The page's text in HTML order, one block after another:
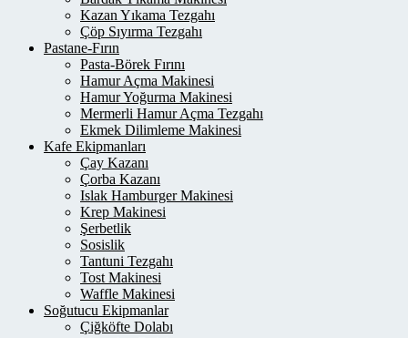
Kazan Yıkama Tezgahı
Çöp Sıyırma Tezgahı
Pastane-Fırın
Pasta-Börek Fırını
Hamur Açma Makinesi
Hamur Yoğurma Makinesi
Mermerli Hamur Açma Tezgahı
Ekmek Dilimleme Makinesi
Kafe Ekipmanları
Çay Kazanı
Çorba Kazanı
Islak Hamburger Makinesi
Krep Makinesi
Şerbetlik
Sosislik
Tantuni Tezgahı
Tost Makinesi
Waffle Makinesi
Soğutucu Ekipmanlar
Çiğköfte Dolabı